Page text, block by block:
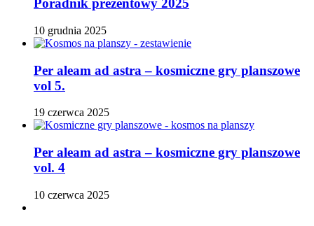
Poradnik prezentowy 2025
10 grudnia 2025
Per aleam ad astra – kosmiczne gry planszowe
vol 5.
19 czerwca 2025
Per aleam ad astra – kosmiczne gry planszowe
vol. 4
10 czerwca 2025